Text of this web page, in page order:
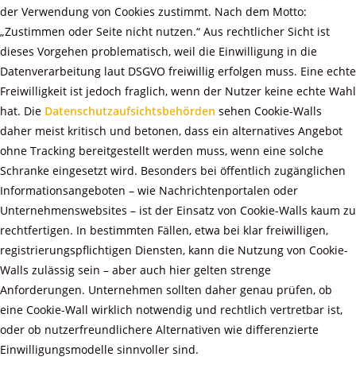
der Verwendung von Cookies zustimmt. Nach dem Motto:
„Zustimmen oder Seite nicht nutzen.“ Aus rechtlicher Sicht ist
dieses Vorgehen problematisch, weil die Einwilligung in die
Datenverarbeitung laut DSGVO freiwillig erfolgen muss. Eine echte
Freiwilligkeit ist jedoch fraglich, wenn der Nutzer keine echte Wahl
hat. Die Datenschutzaufsichtsbehörden sehen Cookie-Walls
daher meist kritisch und betonen, dass ein alternatives Angebot
ohne Tracking bereitgestellt werden muss, wenn eine solche
Schranke eingesetzt wird. Besonders bei öffentlich zugänglichen
Informationsangeboten – wie Nachrichtenportalen oder
Unternehmenswebsites – ist der Einsatz von Cookie-Walls kaum zu
rechtfertigen. In bestimmten Fällen, etwa bei klar freiwilligen,
registrierungspflichtigen Diensten, kann die Nutzung von Cookie-
Walls zulässig sein – aber auch hier gelten strenge
Anforderungen. Unternehmen sollten daher genau prüfen, ob
eine Cookie-Wall wirklich notwendig und rechtlich vertretbar ist,
oder ob nutzerfreundlichere Alternativen wie differenzierte
Einwilligungsmodelle sinnvoller sind.